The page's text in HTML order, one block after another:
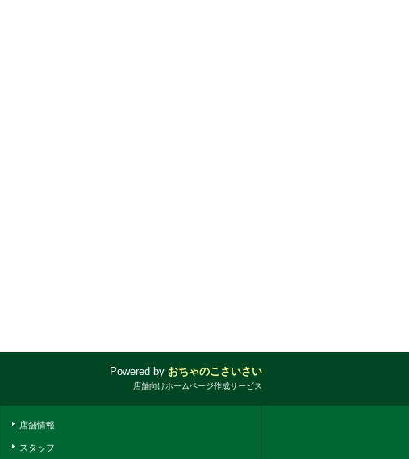
Powered by おちゃのこさいさい
店舗向けホームページ作成サービス
店舗情報
スタッフ